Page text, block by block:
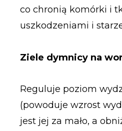
co chronią komórki i
uszkodzeniami i
Ziele dymnicy na
Reguluje poziom
(powoduje wzrost
jest jej za mało, a